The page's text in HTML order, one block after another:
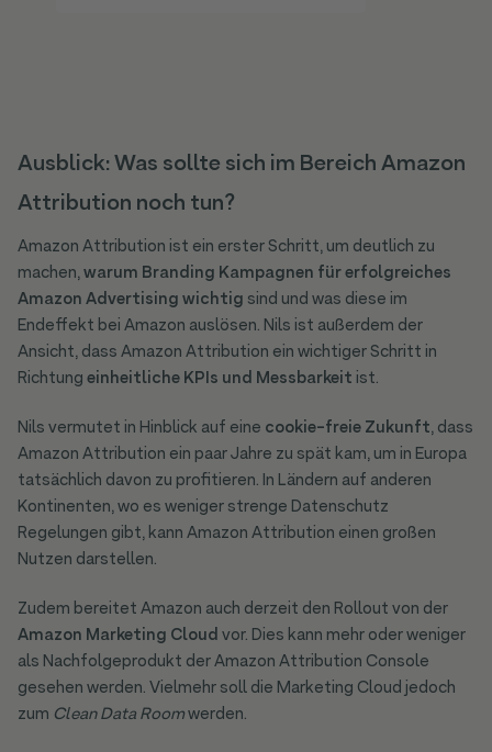
Ausblick: Was sollte sich im Bereich Amazon
Attribution noch tun?
Amazon Attribution ist ein erster Schritt, um deutlich zu
machen,warum Branding Kampagnen für erfolgreiches
Amazon Advertising wichtig sind und was diese im
Endeffekt bei Amazon auslösen. Nils ist außerdem der
Ansicht, dass Amazon Attribution ein wichtiger Schritt in
Richtungeinheitliche KPIs und Messbarkeit ist.
Nils vermutet in Hinblick auf eine cookie-freie Zukunft, dass
Amazon Attribution ein paar Jahre zu spät kam, um in Europa
tatsächlich davon zu profitieren. In Ländern auf anderen
Kontinenten, wo es weniger strenge Datenschutz
Regelungen gibt, kann Amazon Attribution einen großen
Nutzen darstellen.
Zudem bereitet Amazon auch derzeit den Rollout von der
Amazon Marketing Cloudvor. Dies kann mehr oder weniger
als Nachfolgeprodukt der Amazon Attribution Console
gesehen werden. Vielmehr soll die Marketing Cloud jedoch
zum Clean Data Roomwerden.